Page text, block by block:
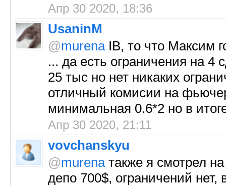
Апр 30 2020, 18:36
UsaninM
@murenaIB, то что Максим
... да есть ограничения на 4
25 тыс но нет никаких
отличный комисии на
минимальная 0.6*2 но в
Апр 30 2020, 21:11
vovchanskyu
@murenaтакже я смотрел
депо 700$, ограничений нет,